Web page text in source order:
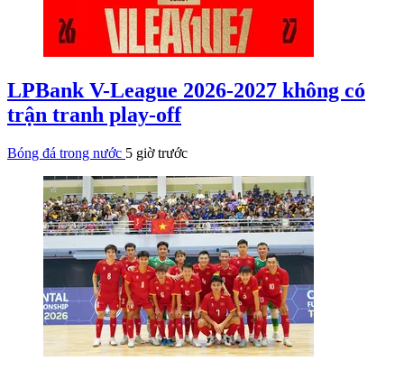
LPBank V-League 2026-2027 không có
trận tranh play-off
Bóng đá trong nước 5 giờ trước